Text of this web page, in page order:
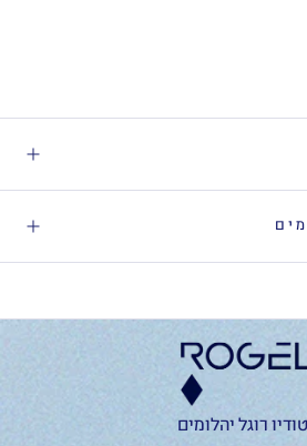
רוגל יהלומים